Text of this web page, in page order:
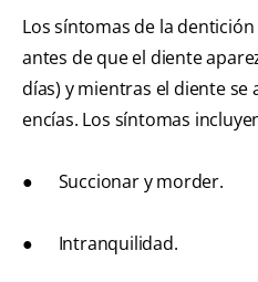
Los síntomas de la
antes de que el diente
días) y mientras el diente se
encías. Los síntomas
● Succionar y morder.
● Intranquilidad.